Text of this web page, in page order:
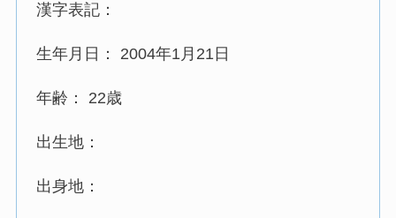
漢字表記：
生年月日： 2004年1月21日
年齢： 22歳
出生地：
出身地：